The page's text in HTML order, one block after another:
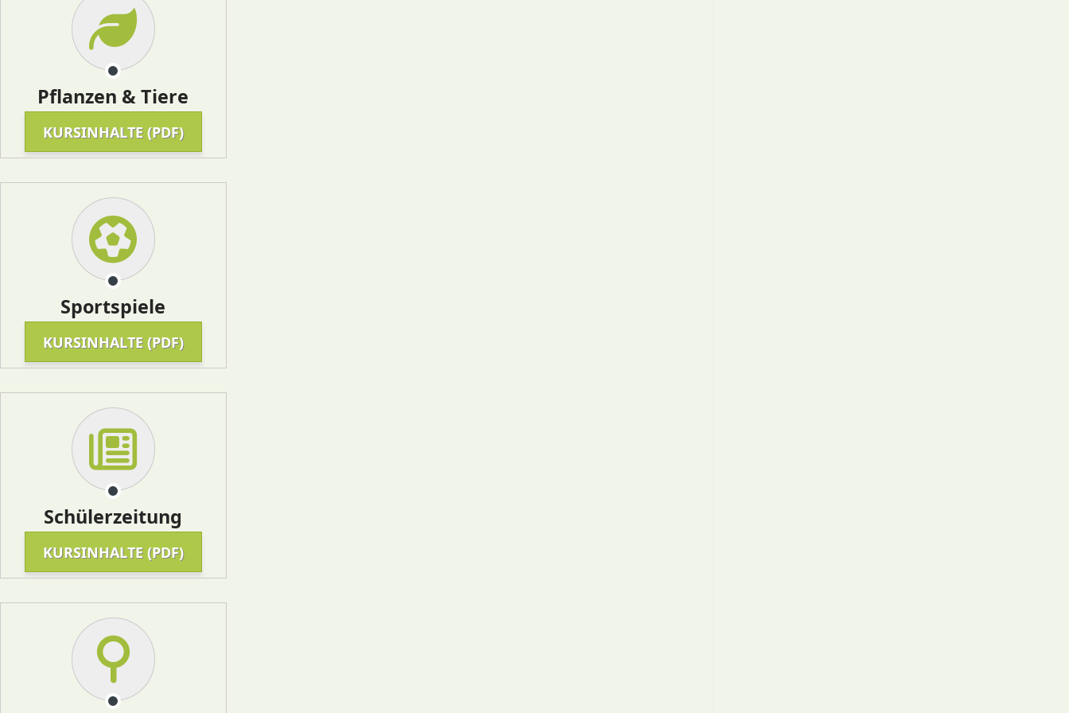
Pflanzen & Tiere
KURSINHALTE (PDF)
Sportspiele
KURSINHALTE (PDF)
Schülerzeitung
KURSINHALTE (PDF)